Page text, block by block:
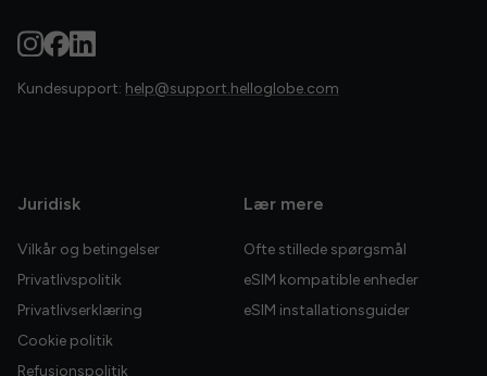
Kundesupport: help@support.helloglobe.com
Juridisk
Vilkår og betingelser
Privatlivspolitik
Privatlivserklæring
Cookie politik
Refusionspolitik
Lær mere
Ofte stillede spørgsmål
eSIM kompatible enheder
eSIM installationsguider